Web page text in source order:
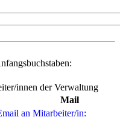
innen der Verwaltung
Mail